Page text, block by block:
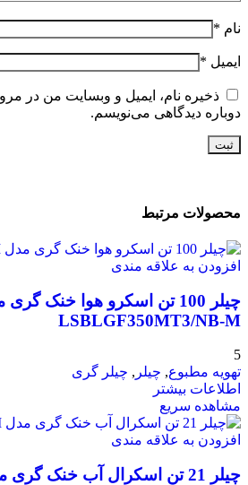
نام *
ایمیل *
ذخیره نام، ایمیل و وبسایت من در
دوباره دیدگاهی می‌نویسم.
محصولات مرتبط
افزودن به علاقه مندی
چیلر 100 تن اسکرو هوا خنک
LSBLGF350MT3/NB-M
5
تهویه مطبوع, چیلر , چیلر گری
اطلاعات بیشتر
مشاهده سریع
افزودن به علاقه مندی
چیلر 21 تن اسکرال آب خنک گری مدل SSD750LW-M